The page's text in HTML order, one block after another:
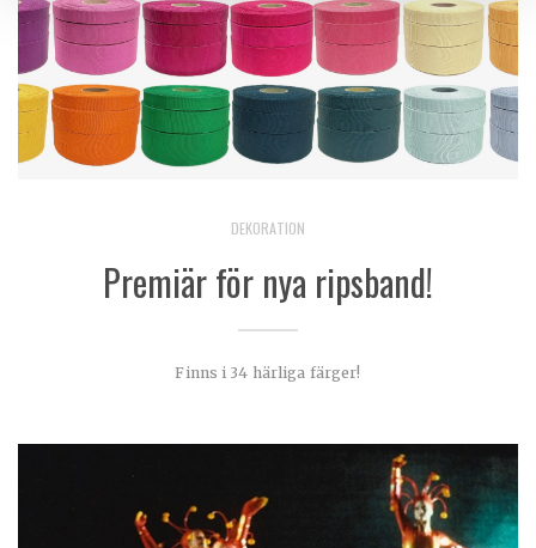
DEKORATION
Premiär för nya ripsband!
Finns i 34 härliga färger!